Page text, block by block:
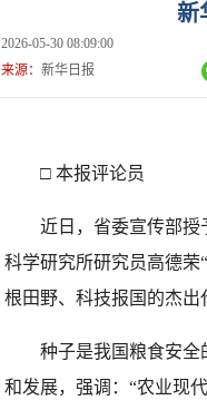
新
2026-05-30 08:09:00
来源： 新华日报
□ 本报评论员
近日，省委宣传部授
科学研究所研究员高德荣
根田野、科技报国的杰出
种子是我国粮食安全
和发展，强调：“农业现